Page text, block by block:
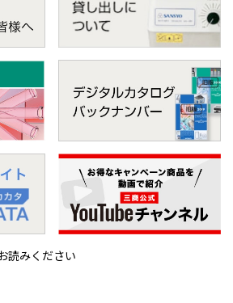
読みください